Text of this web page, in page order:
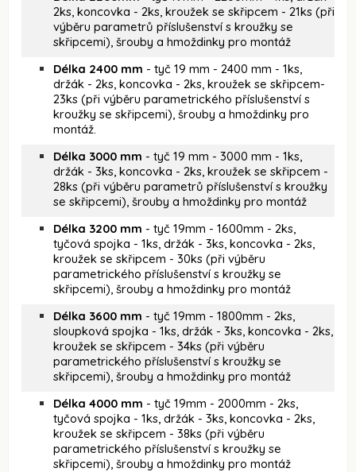
2ks, koncovka - 2ks, kroužek se skřipcem - 21ks (při
výběru parametrů příslušenství s kroužky se
skřipcemi), šrouby a hmoždinky pro montáž
Délka 2400 mm - tyč 19 mm - 2400 mm - 1ks,
držák - 2ks, koncovka - 2ks, kroužek se skřipcem-
23ks (při výběru parametrického příslušenství s
kroužky se skřipcemi), šrouby a hmoždinky pro
montáž.
Délka 3000 mm - tyč 19 mm - 3000 mm - 1ks,
držák - 3ks, koncovka - 2ks, kroužek se skřipcem -
28ks (při výběru parametrů příslušenství s kroužky
se skřipcemi), šrouby a hmoždinky pro montáž
Délka 3200 mm - tyč 19mm - 1600mm - 2ks,
tyčová spojka - 1ks, držák - 3ks, koncovka - 2ks,
kroužek se skřipcem - 30ks (při výběru
parametrického příslušenství s kroužky se
skřipcemi), šrouby a hmoždinky pro montáž
Délka 3600 mm - tyč 19mm - 1800mm - 2ks,
sloupková spojka - 1ks, držák - 3ks, koncovka - 2ks,
kroužek se skřipcem - 34ks (při výběru
parametrického příslušenství s kroužky se
skřipcemi), šrouby a hmoždinky pro montáž
Délka 4000 mm - tyč 19mm - 2000mm - 2ks,
tyčová spojka - 1ks, držák - 3ks, koncovka - 2ks,
kroužek se skřipcem - 38ks (při výběru
parametrického příslušenství s kroužky se
skřipcemi), šrouby a hmoždinky pro montáž